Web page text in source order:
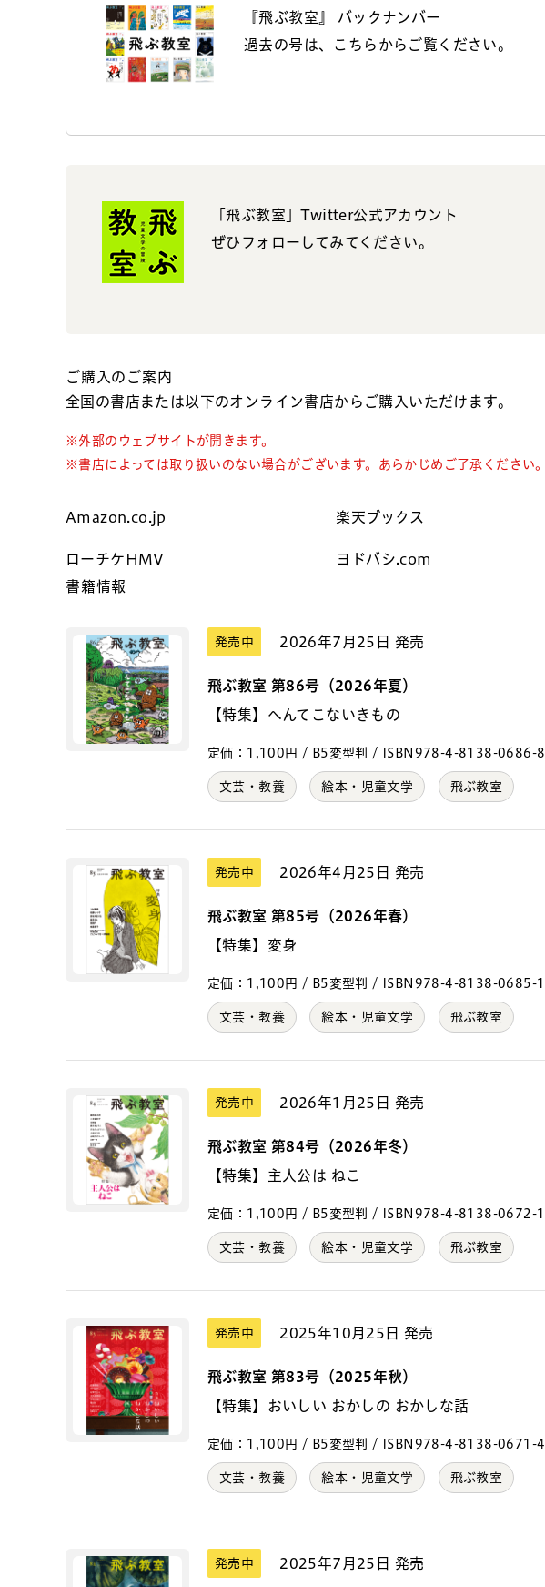
『飛ぶ教室』 バックナンバー
過去の号は、こちらからご覧ください。
「飛ぶ教室」Twitter公式アカウント
ぜひフォローしてみてください。
ご購入のご案内
全国の書店または以下のオンライン書店からご購入いただけます。
※外部のウェブサイトが開きます。
※書店によっては取り扱いのない場合がございます。あらかじめご了承ください。
Amazon.co.jp 楽天ブックス
ローチケHMV
ヨドバシ.com
書籍情報
発売中 2026年7月25日 発売
飛ぶ教室 第86号（2026年夏）
【特集】へんてこないきもの
定価：1,100円 / B5変型判 / ISBN978-4-8138-0686-8
文芸・教養 絵本・児童文学 飛ぶ教室
発売中 2026年4月25日 発売
飛ぶ教室 第85号（2026年春）
【特集】変身
定価：1,100円 / B5変型判 / ISBN978-4-8138-0685-1
文芸・教養 絵本・児童文学 飛ぶ教室
発売中 2026年1月25日 発売
飛ぶ教室 第84号（2026年冬）
【特集】主人公は ねこ
定価：1,100円 / B5変型判 / ISBN978-4-8138-0672-1
文芸・教養 絵本・児童文学 飛ぶ教室
発売中 2025年10月25日 発売
飛ぶ教室 第83号（2025年秋）
【特集】おいしい おかしの おかしな話
定価：1,100円 / B5変型判 / ISBN978-4-8138-0671-4
文芸・教養 絵本・児童文学 飛ぶ教室
発売中 2025年7月25日 発売